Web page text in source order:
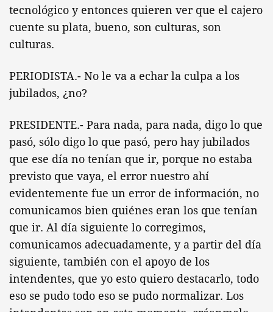
tecnológico y entonces quieren ver que el cajero
cuente su plata, bueno, son culturas, son
culturas.
PERIODISTA.- No le va a echar la culpa a los
jubilados, ¿no?
PRESIDENTE.- Para nada, para nada, digo lo que
pasó, sólo digo lo que pasó, pero hay jubilados
que ese día no tenían que ir, porque no estaba
previsto que vaya, el error nuestro ahí
evidentemente fue un error de información, no
comunicamos bien quiénes eran los que tenían
que ir. Al día siguiente lo corregimos,
comunicamos adecuadamente, y a partir del día
siguiente, también con el apoyo de los
intendentes, que yo esto quiero destacarlo, todo
eso se pudo todo eso se pudo normalizar. Los